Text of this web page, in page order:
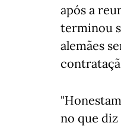
após a
terminou
alemães
no que